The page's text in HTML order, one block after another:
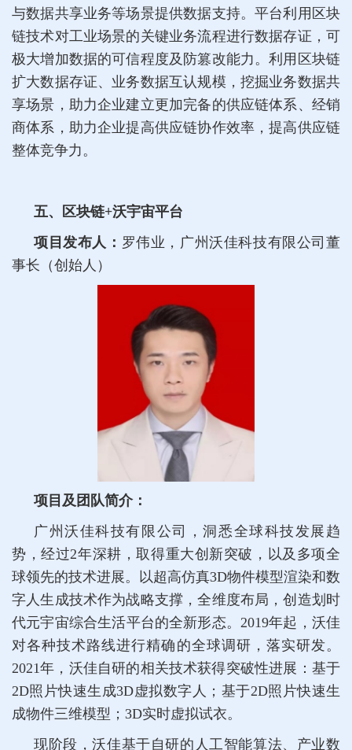
与数据共享业务等场景提供数据支持。平台利用区块
链技术对工业场景的关键业务流程进行数据存证，可
极大增加数据的可信程度及防篡改能力。利用区块链
扩大数据存证、业务数据互认规模，挖掘业务数据共
享场景，助力企业建立更加完备的供应链体系、经销
商体系，助力企业提高供应链协作效率，提高供应链
整体竞争力。
五、区块链+沃宇宙平台
项目发布人： 罗伟业，广州沃佳科技有限公司董
事长（创始人）
项目及团队简介：
广州沃佳科技有限公司，洞悉全球科技发展趋
势，经过2年深耕，取得重大创新突破，以及多项全
球领先的技术进展。以超高仿真3D物件模型渲染和数
字人生成技术作为战略支撑，全维度布局，创造划时
代元宇宙综合生活平台的全新形态。2019年起，沃佳
对各种技术路线进行精确的全球调研，落实研发。
2021年，沃佳自研的相关技术获得突破性进展：基于
2D照片快速生成3D虚拟数字人；基于2D照片快速生
成物件三维模型；3D实时虚拟试衣。
现阶段，沃佳基于自研的人工智能算法、产业数